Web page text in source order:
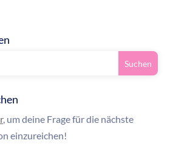
, um deine Frage für die nächste
einzureichen!